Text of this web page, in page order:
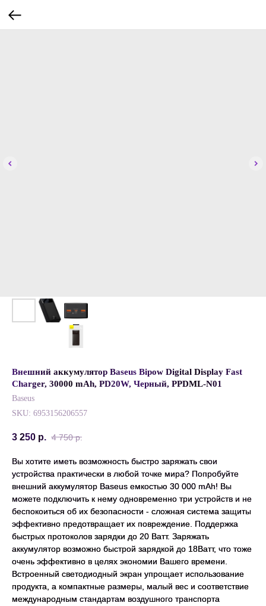
Внешний аккумулятор Baseus Bipow Digital Display Fast
Charger, 30000 mAh, PD20W, Черный, PPDML-N01
Baseus
SKU: 6953156206557
3 250 р. 4 750 р.
Вы хотите иметь возможность быстро заряжать свои
устройства практически в любой точке мира? Попробуйте
внешний аккумулятор Baseus емкостью 30 000 mAh! Вы
можете подключить к нему одновременно три устройств и не
беспокоиться об их безопасности - сложная система защиты
эффективно предотвращает их повреждение. Поддержка
быстрых протоколов зарядки до 20 Ватт. Заряжать
аккумулятор возможно быстрой зарядкой до 18Ватт, что тоже
очень эффективно в целях экономии Вашего времени.
Встроенный светодиодный экран упрощает использование
продукта, а компактные размеры, малый вес и соответствие
международным стандартам воздушного транспорта